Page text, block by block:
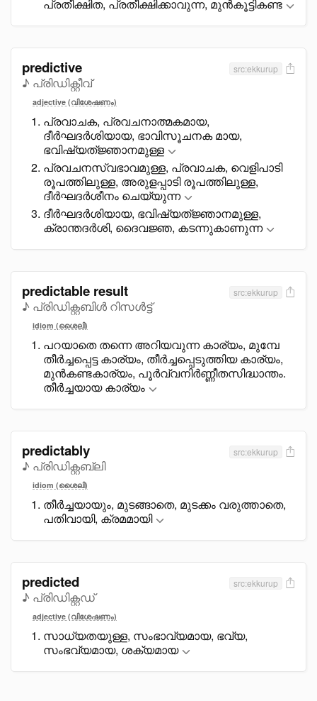
പ്രതീക്ഷിത, പ്രതീക്ഷിക്കാവുന്ന, മുൻകൂട്ടികണ്ട
predictive
♪ പ്രിഡിക്റ്റീവ്
src:ekkurup
adjective (വിശേഷണം)
പ്രവാചക, പ്രവചനാത്മകമായ,
ദീർഘദർശിയായ, ഭാവിസൂചനക മായ,
ഭവിഷ്യത്ജ്ഞാനമുള്ള
പ്രവചനസ്വഭാവമുള്ള, പ്രവാചക, വെളിപാടി
രൂപത്തിലുള്ള, അരുളപ്പാടി രൂപത്തിലുള്ള,
ദീർഘദർശീനം ചെയ്യുന്ന
ദീർഘദർശിയായ, ഭവിഷ്യത്ജ്ഞാനമുള്ള,
ക്രാന്തദർശി, ദെെവജ്ഞ, കടന്നുകാണുന്ന
predictable result
♪ പ്രിഡിക്റ്റബിൾ റിസൾട്ട്
src:ekkurup
idiom (ശൈലി)
പറയാതെ തന്നെ അറിയവുന്ന കാര്യം, മുമ്പേ
തീർച്ചപ്പെട്ട കാര്യം, തീർച്ചപ്പെടുത്തിയ കാര്യം,
മുൻകണ്ടകാര്യം, പൂർവ്വനിർണ്ണീതസിദ്ധാന്തം.
തീർച്ചയായ കാര്യം
predictably
♪ പ്രിഡിക്റ്റബ്ലി
src:ekkurup
idiom (ശൈലി)
തീർച്ചയായും, മുടങ്ങാതെ, മുടക്കം വരുത്താതെ,
പതിവായി, ക്രമമായി
predicted
♪ പ്രിഡിക്റ്റഡ്
src:ekkurup
adjective (വിശേഷണം)
സാധ്യതയുള്ള, സംഭാവ്യമായ, ഭവ്യ,
സംഭവ്യമായ, ശക്യമായ